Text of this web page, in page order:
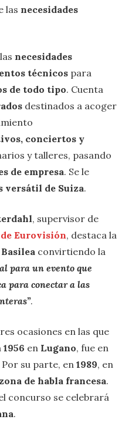
las necesidades
necesidades
técnicos para
de todo tipo. Cuenta
destinados a acoger
conciertos y
y talleres, pasando
de empresa. Se le
versátil de Suiza.
, supervisor de
Eurovisión, destaca la
convirtiendo la
para un evento que
para conectar a las
.
ocasiones en las que
1956 en Lugano, fue en
Por su parte, en 1989, en
zona de habla francesa.
concurso se celebrará
.